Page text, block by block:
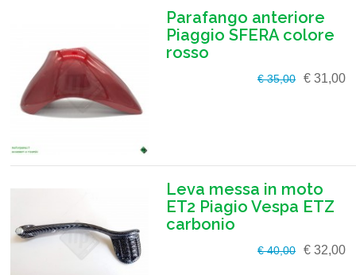
Parafango anteriore
Piaggio SFERA colore
rosso
€ 35,00 € 31,00
Leva messa in moto
ET2 Piagio Vespa ETZ
carbonio
€ 40,00 € 32,00